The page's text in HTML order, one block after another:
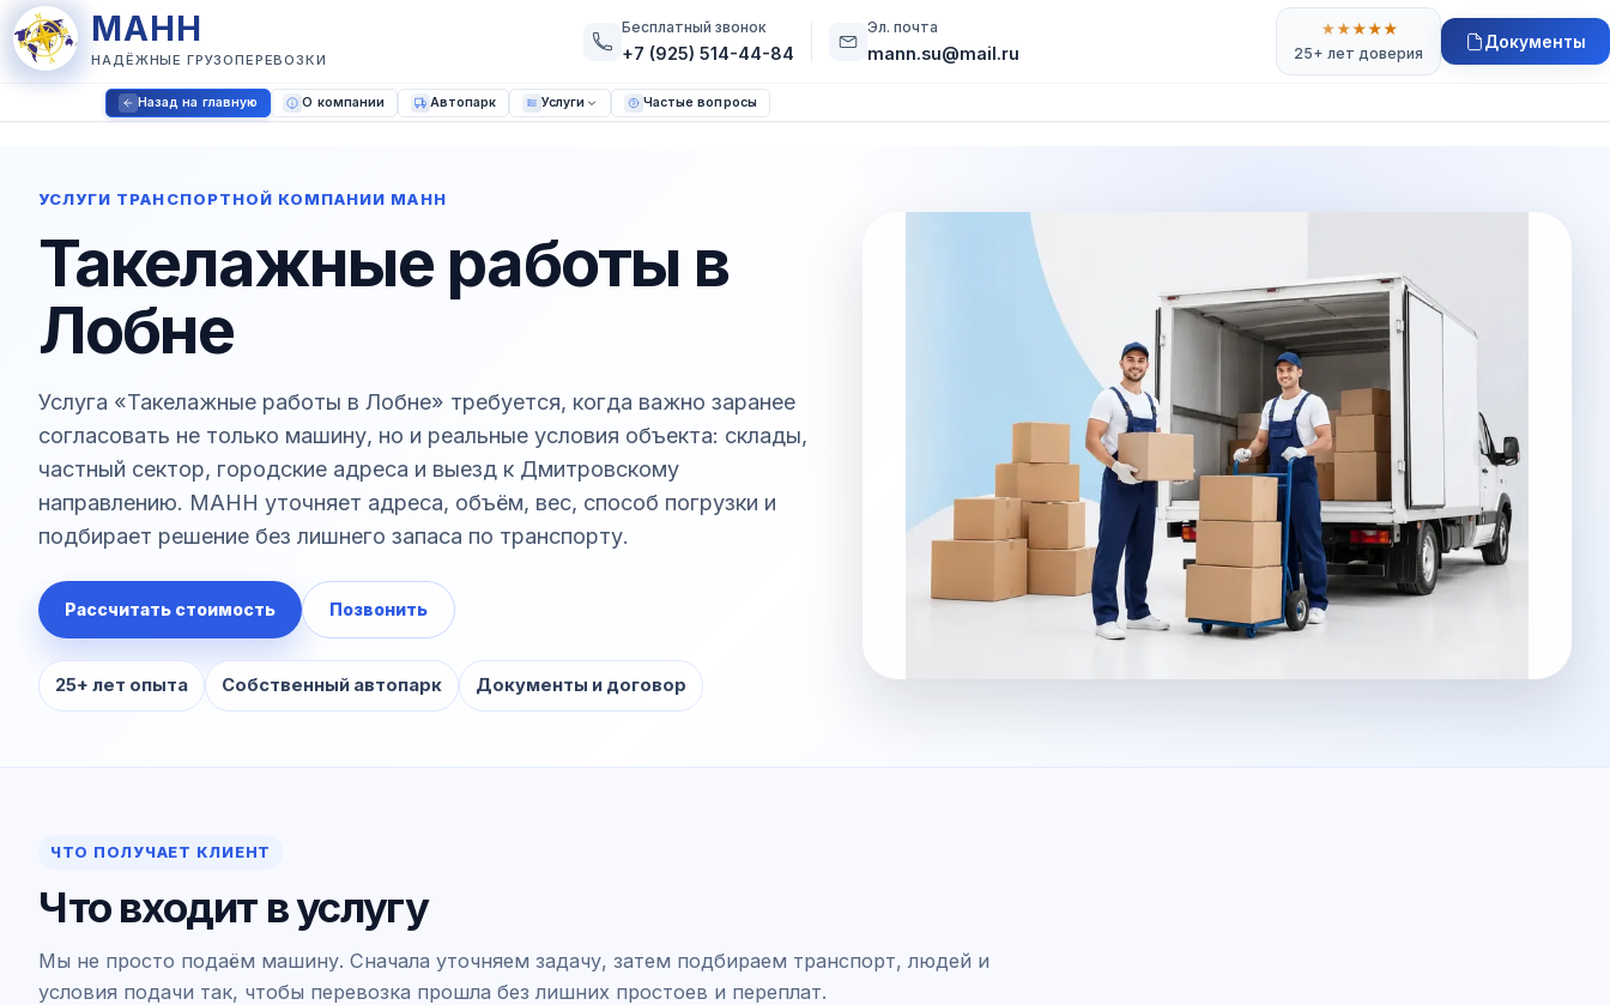
МАНН
НАДЁЖНЫЕ ГРУЗОПЕРЕВОЗКИ
Бесплатный звонок
+7 (925) 514-44-84
Эл. почта
mann.su@mail.ru
★★★★★
25+ лет доверия
Документы
Назад на главную О компании Автопарк Услуги Частые вопросы
УСЛУГИ ТРАНСПОРТНОЙ КОМПАНИИ МАНН
Такелажные работы в
Лобне
Услуга «Такелажные работы в Лобне» требуется, когда важно заранее
согласовать не только машину, но и реальные условия объекта: склады,
частный сектор, городские адреса и выезд к Дмитровскому
направлению. МАНН уточняет адреса, объём, вес, способ погрузки и
подбирает решение без лишнего запаса по транспорту.
Рассчитать стоимость Позвонить
25+ лет опыта Собственный автопарк Документы и договор
ЧТО ПОЛУЧАЕТ КЛИЕНТ
Что входит в услугу
Мы не просто подаём машину. Сначала уточняем задачу, затем подбираем транспорт, людей и
условия подачи так, чтобы перевозка прошла без лишних простоев и переплат.